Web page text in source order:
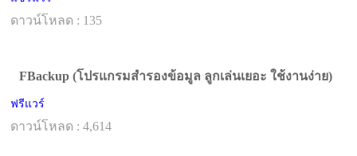
ดาวน์โหลด : 135
FBackup (โปรแกรมสำรองข้อมูล ลูกเล่นเยอะ ใช้งานง่าย)
ฟรีแวร์
ดาวน์โหลด : 4,614